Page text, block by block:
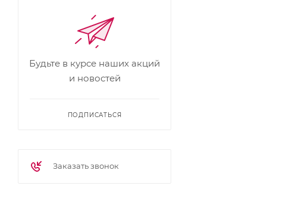
Будьте в курсе наших акций
и новостей
ПОДПИСАТЬСЯ
Заказать звонок